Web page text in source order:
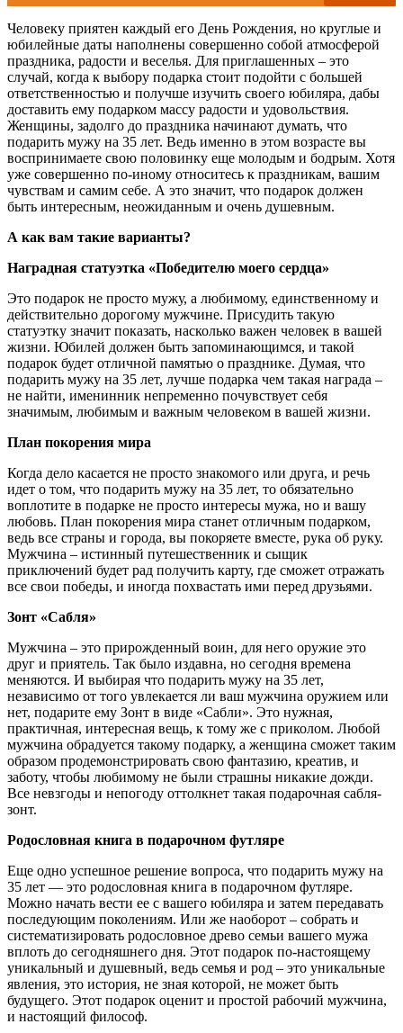
Человеку приятен каждый его День Рождения, но круглые и
юбилейные даты наполнены совершенно собой атмосферой
праздника, радости и веселья. Для приглашенных – это
случай, когда к выбору подарка стоит подойти с большей
ответственностью и получше изучить своего юбиляра, дабы
доставить ему подарком массу радости и удовольствия.
Женщины, задолго до праздника начинают думать, что
подарить мужу на 35 лет. Ведь именно в этом возрасте вы
воспринимаете свою половинку еще молодым и бодрым. Хотя
уже совершенно по-иному относитесь к праздникам, вашим
чувствам и самим себе. А это значит, что подарок должен
быть интересным, неожиданным и очень душевным.
А как вам такие варианты?
Наградная статуэтка «Победителю моего сердца»
Это подарок не просто мужу, а любимому, единственному и
действительно дорогому мужчине. Присудить такую
статуэтку значит показать, насколько важен человек в вашей
жизни. Юбилей должен быть запоминающимся, и такой
подарок будет отличной памятью о празднике. Думая, что
подарить мужу на 35 лет, лучше подарка чем такая награда –
не найти, именинник непременно почувствует себя
значимым, любимым и важным человеком в вашей жизни.
План покорения мира
Когда дело касается не просто знакомого или друга, и речь
идет о том, что подарить мужу на 35 лет, то обязательно
воплотите в подарке не просто интересы мужа, но и вашу
любовь. План покорения мира станет отличным подарком,
ведь все страны и города, вы покоряете вместе, рука об руку.
Мужчина – истинный путешественник и сыщик
приключений будет рад получить карту, где сможет отражать
все свои победы, и иногда похвастать ими перед друзьями.
Зонт «Сабля»
Мужчина – это прирожденный воин, для него оружие это
друг и приятель. Так было издавна, но сегодня времена
меняются. И выбирая что подарить мужу на 35 лет,
независимо от того увлекается ли ваш мужчина оружием или
нет, подарите ему Зонт в виде «Сабли». Это нужная,
практичная, интересная вещь, к тому же с приколом. Любой
мужчина обрадуется такому подарку, а женщина сможет таким
образом продемонстрировать свою фантазию, креатив, и
заботу, чтобы любимому не были страшны никакие дожди.
Все невзгоды и непогоду оттолкнет такая подарочная сабля-
зонт.
Родословная книга в подарочном футляре
Еще одно успешное решение вопроса, что подарить мужу на
35 лет — это родословная книга в подарочном футляре.
Можно начать вести ее с вашего юбиляра и затем передавать
последующим поколениям. Или же наоборот – собрать и
систематизировать родословное древо семьи вашего мужа
вплоть до сегодняшнего дня. Этот подарок по-настоящему
уникальный и душевный, ведь семья и род – это уникальные
явления, это история, не зная которой, не может быть
будущего. Этот подарок оценит и простой рабочий мужчина,
и настоящий философ.